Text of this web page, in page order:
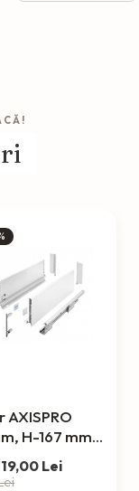
H-167 mm,
totala,
Lei